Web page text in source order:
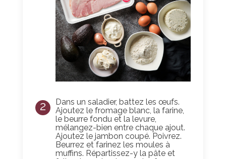
2
Dans un saladier, battez les œufs.
Ajoutez le fromage blanc, la farine,
le beurre fondu et la levure,
mélangez-bien entre chaque ajout.
Ajoutez le jambon coupé. Poivrez.
Beurrez et farinez les moules à
muffins. Répartissez-y la pâte et